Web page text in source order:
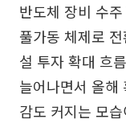
반도체 장비 수
풀가동 체제로
설 투자 확대 흐
늘어나면서 올해
감도 커지는 모